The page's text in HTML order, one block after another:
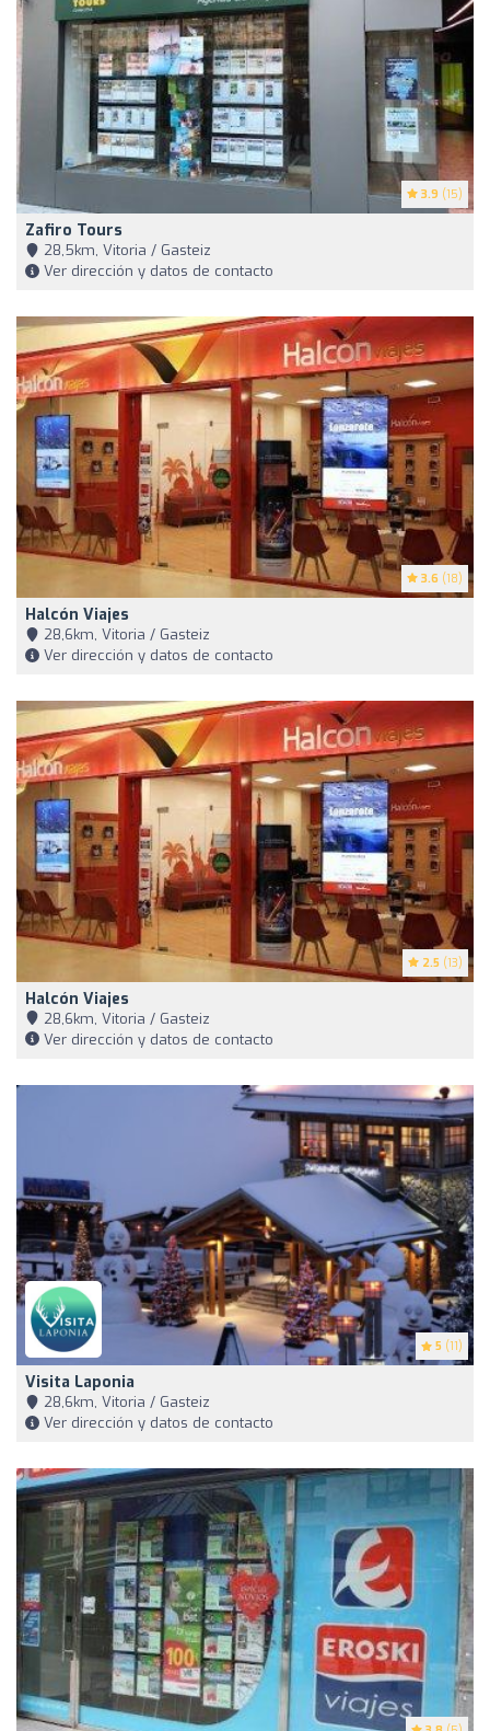
3.9 (15)
Zafiro Tours
28,5km, Vitoria / Gasteiz
Ver dirección y datos de contacto
3.6 (18)
Halcón Viajes
28,6km, Vitoria / Gasteiz
Ver dirección y datos de contacto
2.5 (13)
Halcón Viajes
28,6km, Vitoria / Gasteiz
Ver dirección y datos de contacto
5 (11)
Visita Laponia
28,6km, Vitoria / Gasteiz
Ver dirección y datos de contacto